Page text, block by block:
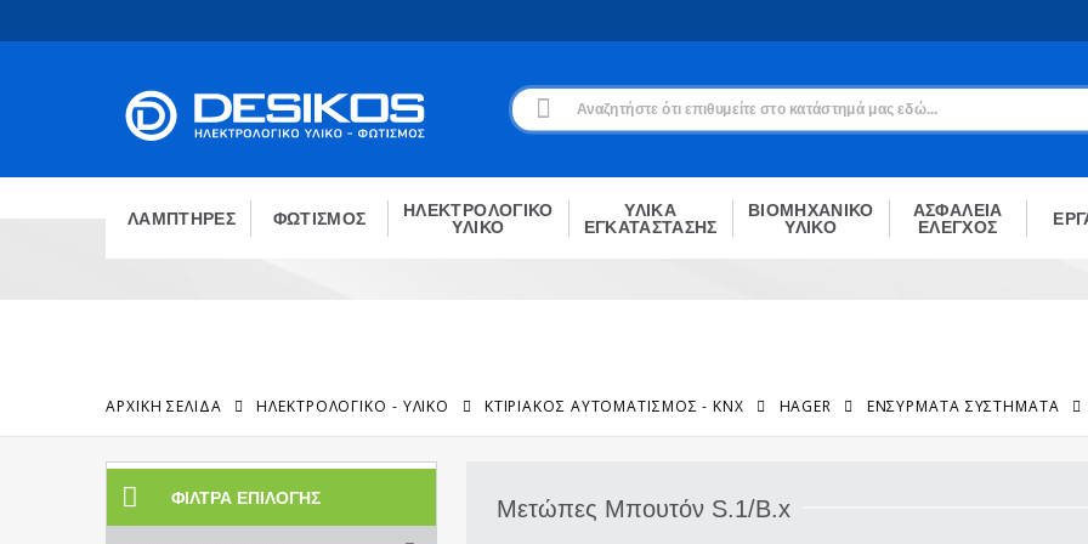
Εγγραφή
Δεν είσαι μέλος;
ΕΓΓΡΑΦΉ
ΛΑΜΠΤΗΡΕΣ ΦΩΤΙΣΜΟΣ
ΗΛΕΚΤΡΟΛΟΓΙΚΟ
ΥΛΙΚΟ
ΥΛΙΚΑ
ΕΓΚΑΤΑΣΤΑΣΗΣ
ΒΙΟΜΗΧΑΝΙΚΟ
ΥΛΙΚΟ
ΑΣΦΑΛΕΙΑ
ΕΛΕΓΧΟΣ
ΑΡΧΙΚΉ ΣΕΛΊΔΑ ΗΛΕΚΤΡΟΛΟΓΙΚΟ - ΥΛΙΚΟ ΚΤΙΡΙΑΚΌΣ ΑΥΤΟΜΑΤΙΣΜΌΣ - KNX HAGER ΕΝΣΎΡΜΑΤΑ ΣΥΣΤΉΜΑΤΑ
ΦΊΛΤΡΑ ΕΠΙΛΟΓΉΣ Μετώπες Μπουτόν S.1/B.x